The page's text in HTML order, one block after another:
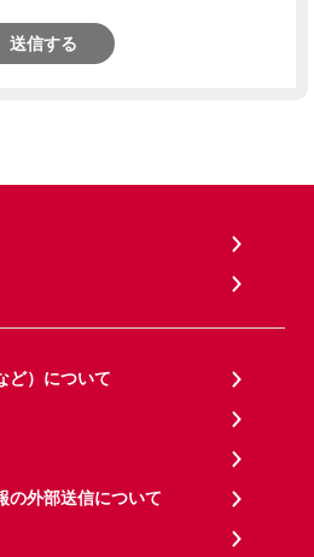
送信する
ど）について
の外部送信について